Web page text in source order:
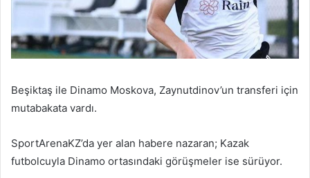
Beşiktaş ile Dinamo Moskova, Zaynutdinov’un transferi için
mutabakata vardı.
SportArenaKZ’da yer alan habere nazaran; Kazak
futbolcuyla Dinamo ortasındaki görüşmeler ise sürüyor.